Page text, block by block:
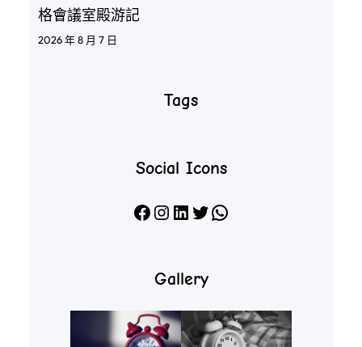
格會議室殿游記
2026 年 8 月 7 日
Tags
Social Icons
Facebook Instagram LinkedIn X WhatsApp
Gallery